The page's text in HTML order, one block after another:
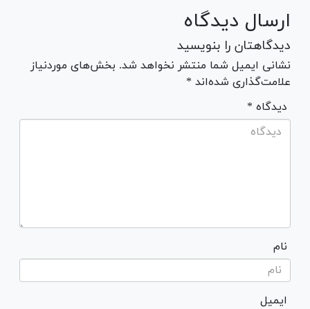
ارسال دیدگاه
دیدگاهتان را بنویسید
نشانی ایمیل شما منتشر نخواهد شد. بخش‌های موردنیاز
علامت‌گذاری شده‌اند *
* دیدگاه
نام
ایمیل